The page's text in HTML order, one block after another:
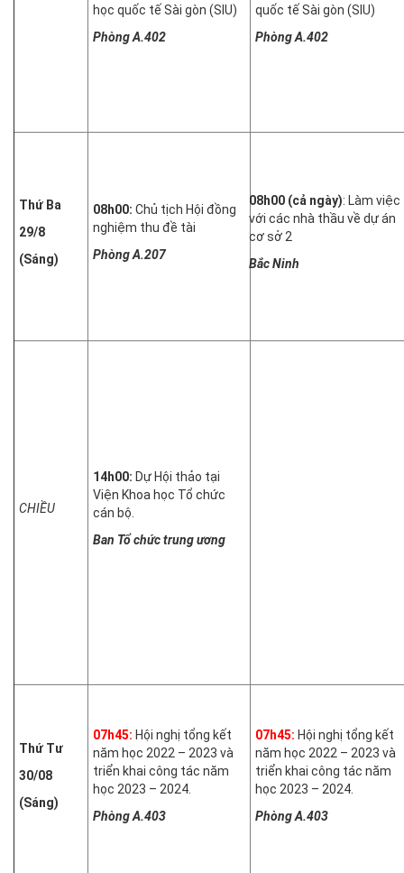
học quốc tế Sài gòn (SIU)
Phòng A.402
quốc tế Sài gòn (SIU)
Phòng A.402
Thứ Ba
29/8
(Sáng)
08h00: Chủ tịch Hội đồng
nghiệm thu đề tài
Phòng A.207
08h00 (cả ngày): Làm việc
với các nhà thầu về dự án
cơ sở 2
Bắc Ninh
CHIỀU
14h00: Dự Hội thảo tại
Viện Khoa học Tổ chức
cán bộ.
Ban Tổ chức trung ương
Thứ Tư
30/08
(Sáng)
07h45: Hội nghị tổng kết
năm học 2022 – 2023 và
triển khai công tác năm
học 2023 – 2024.
Phòng A.403
07h45: Hội nghị tổng kết
năm học 2022 – 2023 và
triển khai công tác năm
học 2023 – 2024.
Phòng A.403